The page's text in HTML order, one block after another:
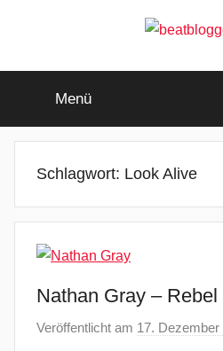
beat
goes
Menü
Schlagwort: Look Alive
Nathan Gray –
Veröffentlicht am 17. Dezember